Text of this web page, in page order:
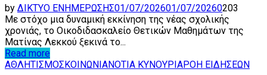
by ΔΙΚΤΥΟ ΕΝΗΜΕΡΩΣΗΣ01/07/202601/07/20260203
Με στόχο μια δυναμική εκκίνηση της νέας σχολικής
χρονιάς, το Οικοδιδασκαλείο Θετικών Μαθημάτων της
Ματίνας Λεκκού ξεκινά το...
Read more
ΑΘΛΗΤΙΣΜΟΣΚΟΙΝΩΝΙΑΝΟΤΙΑ ΚΥΝΟΥΡΙΑΡΟΗ ΕΙΔΗΣΕΩΝ